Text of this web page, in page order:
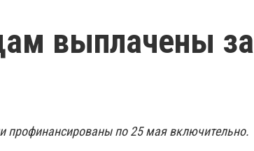
выплачены за
профинансированы по 25 мая включительно.